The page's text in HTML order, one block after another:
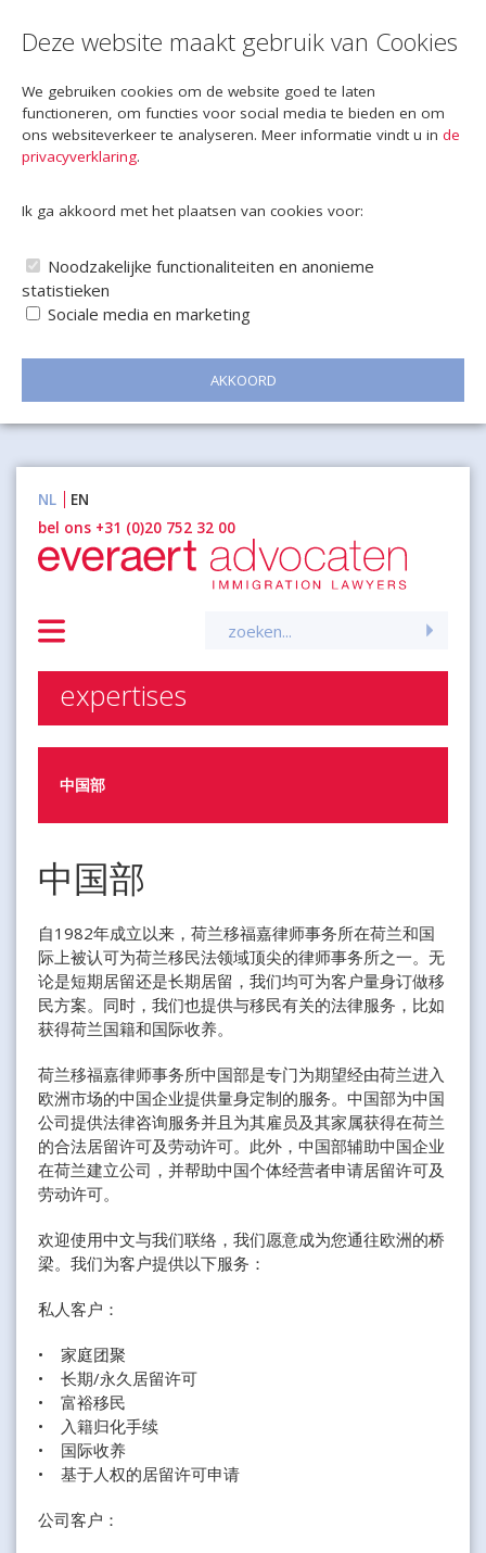
Deze website maakt gebruik van Cookies
We gebruiken cookies om de website goed te laten
functioneren, om functies voor social media te bieden en om
ons websiteverkeer te analyseren. Meer informatie vindt u in de
privacyverklaring.
Ik ga akkoord met het plaatsen van cookies voor:
Noodzakelijke functionaliteiten en anonieme
statistieken
Sociale media en marketing
AKKOORD
inhoud
NL
EN
bel ons +31 (0)20 752 32 00
Zoeken
expertises
中国部
中国部
自1982年成立以来，荷兰移福嘉律师事务所在荷兰和国
际上被认可为荷兰移民法领域顶尖的律师事务所之一。无
论是短期居留还是长期居留，我们均可为客户量身订做移
民方案。同时，我们也提供与移民有关的法律服务，比如
获得荷兰国籍和国际收养。
荷兰移福嘉律师事务所中国部是专门为期望经由荷兰进入
欧洲市场的中国企业提供量身定制的服务。中国部为中国
公司提供法律咨询服务并且为其雇员及其家属获得在荷兰
的合法居留许可及劳动许可。此外，中国部辅助中国企业
在荷兰建立公司，并帮助中国个体经营者申请居留许可及
劳动许可。
欢迎使用中文与我们联络，我们愿意成为您通往欧洲的桥
梁。我们为客户提供以下服务：
私人客户：
• 家庭团聚
• 长期/永久居留许可
• 富裕移民
• 入籍归化手续
• 国际收养
• 基于人权的居留许可申请
公司客户：